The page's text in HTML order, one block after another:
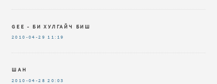
GEE - БИ ХУЛГАЙЧ БИШ
2010-04-29 11:19
ШАН
2010-04-28 20:03